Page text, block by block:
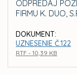
ODPREDAJ
FIRMU K. DUO,
DOKUMENT:
UZNESENIE Č.122
RTF - 10,39 KB